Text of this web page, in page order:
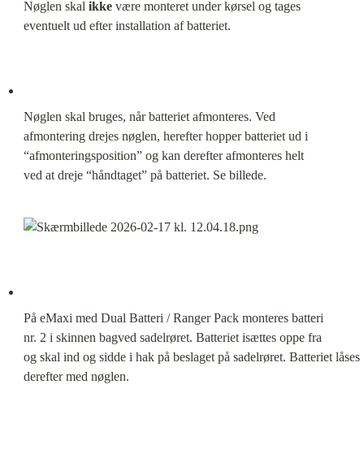
Nøglen skal ikke være monteret under kørsel og tages
eventuelt ud efter installation af batteriet.
Nøglen skal bruges, når batteriet afmonteres. Ved
afmontering drejes nøglen, herefter hopper batteriet ud i
“afmonteringsposition” og kan derefter afmonteres helt
ved at dreje “håndtaget” på batteriet. Se billede.
På eMaxi med Dual Batteri / Ranger Pack monteres batteri
nr. 2 i skinnen bagved sadelrøret. Batteriet isættes oppe fra
og skal ind og sidde i hak på beslaget på sadelrøret. Batteriet låses
derefter med nøglen.